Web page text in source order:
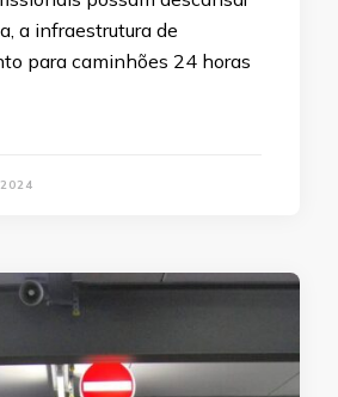
a infraestrutura de
para caminhões 24 horas